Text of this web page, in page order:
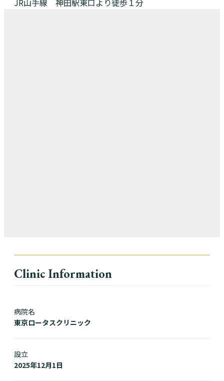
JR山手線 神田駅東口より徒歩１分
Clinic Information
病院名
東京ロータスクリニック
設立
2025年12月1日